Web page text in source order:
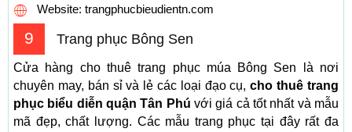
Website: trangphucbieudientn.com
9 Trang phục Bông Sen
Cửa hàng cho thuê trang phục múa Bông Sen là nơi
chuyên may, bán sỉ và lẻ các loại đạo cụ,cho thuê trang
phục biểu diễn quận Tân Phú với giá cả tốt nhất và mẫu
mã đẹp, chất lượng. Các mẫu trang phục tại đây rất đa